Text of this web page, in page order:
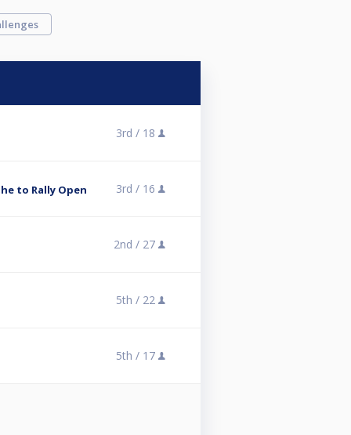
3rd / 18
to Rally Open 3rd / 16
2nd / 27
5th / 22
5th / 17